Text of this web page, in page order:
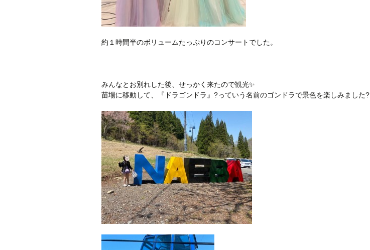
約１時間半のボリュームたっぷりのコンサートでした。
みんなとお別れした後、せっかく来たので観光✨
苗場に移動して、『ドラゴンドラ』?っていう名前のゴンドラで景色を楽しみました?